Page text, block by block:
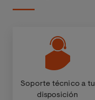
Soporte técnico a tu
disposición